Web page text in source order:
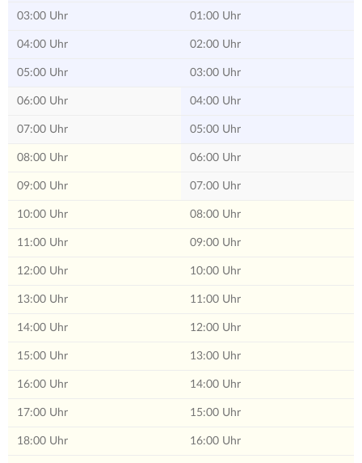
03:00 Uhr 01:00 Uhr
04:00 Uhr 02:00 Uhr
05:00 Uhr 03:00 Uhr
06:00 Uhr 04:00 Uhr
07:00 Uhr 05:00 Uhr
08:00 Uhr 06:00 Uhr
09:00 Uhr 07:00 Uhr
10:00 Uhr 08:00 Uhr
11:00 Uhr 09:00 Uhr
12:00 Uhr 10:00 Uhr
13:00 Uhr 11:00 Uhr
14:00 Uhr 12:00 Uhr
15:00 Uhr 13:00 Uhr
16:00 Uhr 14:00 Uhr
17:00 Uhr 15:00 Uhr
18:00 Uhr 16:00 Uhr